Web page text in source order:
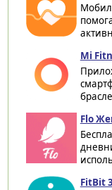
Mi
Flo
FitBit